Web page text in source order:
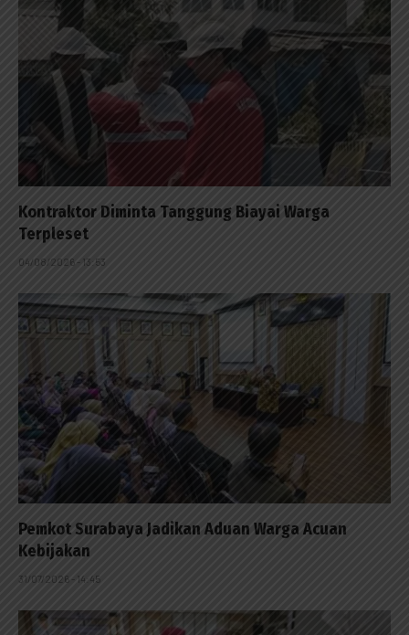
Kontraktor Diminta Tanggung Biayai Warga
Terpleset
04/08/2026 - 13:53
Pemkot Surabaya Jadikan Aduan Warga Acuan
Kebijakan
31/07/2026 - 14:45